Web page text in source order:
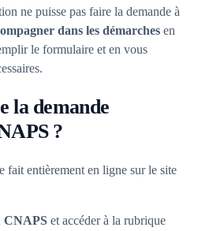
ne puisse pas faire la demande à
dans les démarches en
le formulaire et en vous
la demande
?
fait entièrement en ligne sur le site
CNAPS et accéder à la rubrique